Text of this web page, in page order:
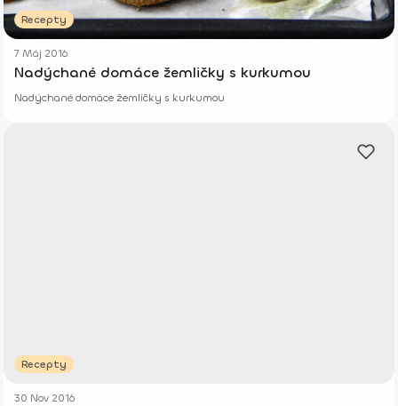
Recepty
7 Máj 2016
Nadýchané domáce žemličky s kurkumou
Nadýchané domáce žemličky s kurkumou
Recepty
30 Nov 2016